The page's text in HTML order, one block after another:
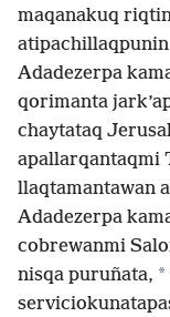
maqanakuq
Adadezerpa
qorimanta
chaytataq
apallarqantaqmi
llaqtamantawan
Adadezerpa
cobrewanmi
nisqa puruñata, *